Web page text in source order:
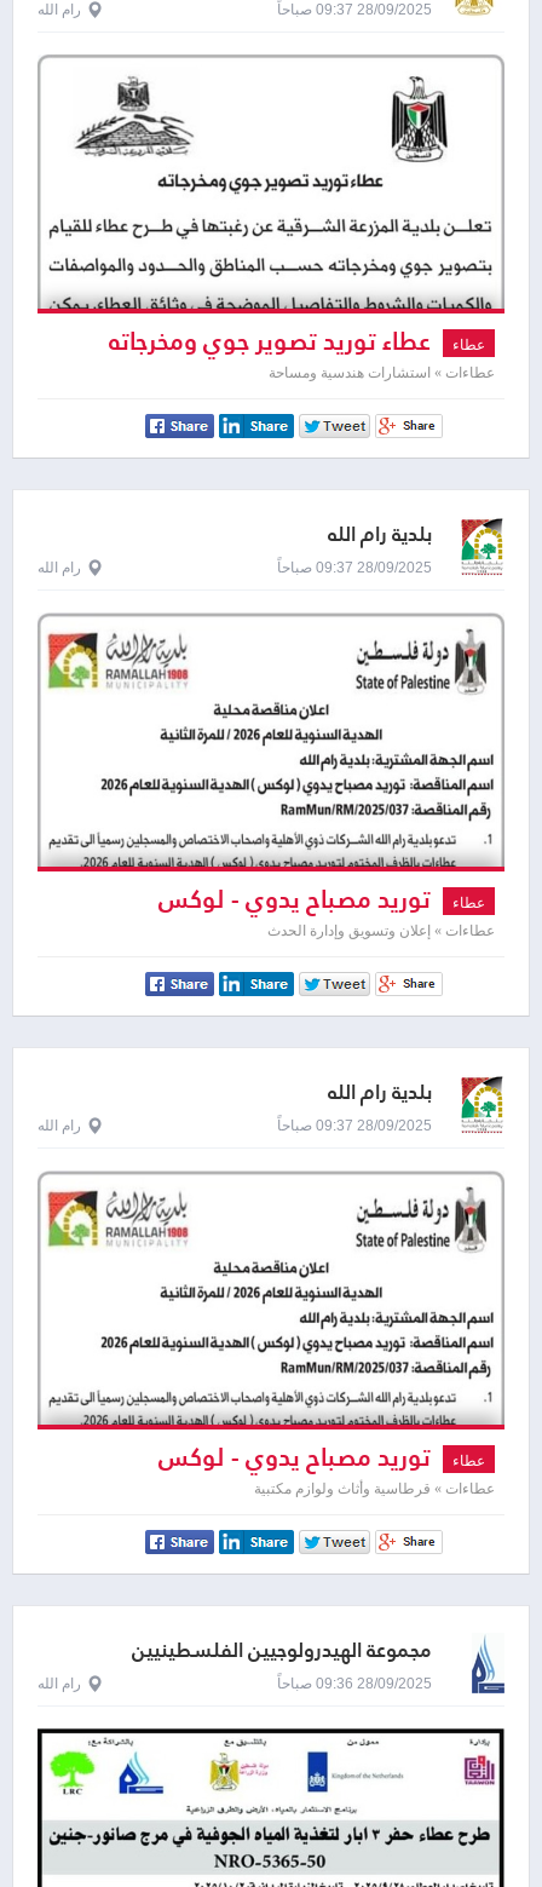
28/09/2025 09:37 صباحاً رام الله
عطاء عطاء توريد تصوير جوي ومخرجاته
عطاءات » استشارات هندسية ومساحة
بلدية رام الله
28/09/2025 09:37 صباحاً رام الله
عطاء توريد مصباح يدوي - لوكس
عطاءات » إعلان وتسويق وإدارة الحدث
بلدية رام الله
28/09/2025 09:37 صباحاً رام الله
عطاء توريد مصباح يدوي - لوكس
عطاءات » قرطاسية وأثاث ولوازم مكتبية
مجموعة الهيدرولوجيين الفلسطينيين
28/09/2025 09:36 صباحاً رام الله